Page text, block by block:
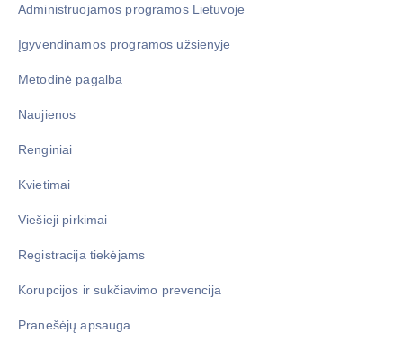
Administruojamos programos Lietuvoje
Įgyvendinamos programos užsienyje
Metodinė pagalba
Naujienos
Renginiai
Kvietimai
Viešieji pirkimai
Registracija tiekėjams
Korupcijos ir sukčiavimo prevencija
Pranešėjų apsauga